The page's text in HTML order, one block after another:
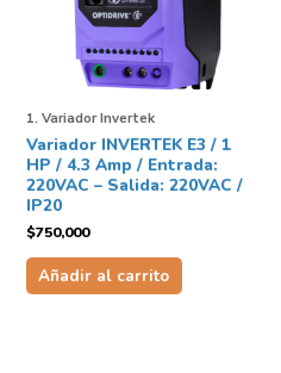
1. Variador Invertek
Variador INVERTEK E3 / 1
HP / 4.3 Amp / Entrada:
220VAC – Salida: 220VAC /
IP20
$750,000
Añadir al carrito